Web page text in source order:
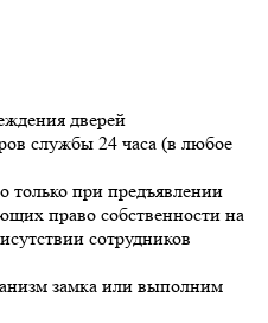
дверей
службы 24 часа (в любое
только при предъявлении
право собственности на
сотрудников
замка или выполним